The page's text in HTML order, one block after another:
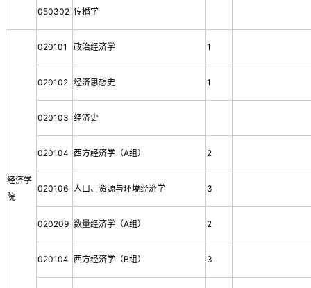
050302 传播学
经济学
院
020101 政治经济学 1
020102 经济思想史 1
020103 经济史
020104 西方经济学（A组） 2
020106 人口、资源与环境经济学 3
020209 数量经济学（A组） 2
020104 西方经济学（B组） 3